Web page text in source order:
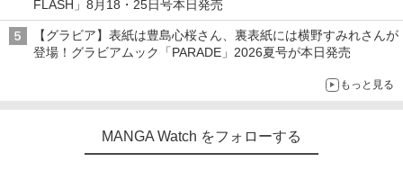
FLASH」8月18・25日号本日発売
【グラビア】表紙は豊島心桜さん、裏表紙には横野すみれさんが
登場！グラビアムック「PARADE」2026夏号が本日発売
もっと見る
MANGA Watch をフォローする